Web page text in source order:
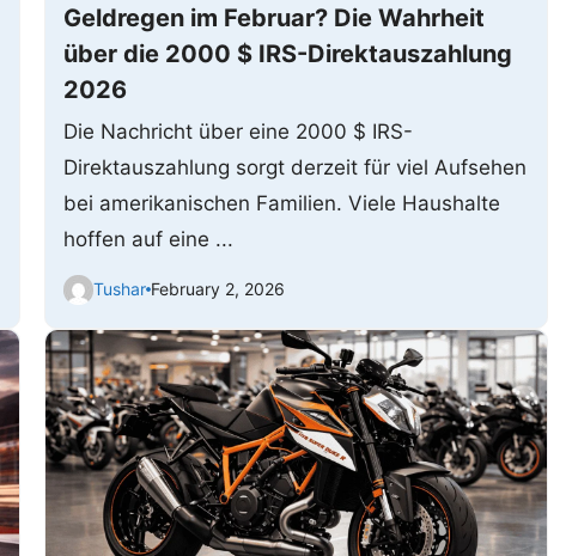
Geldregen im Februar? Die Wahrheit
über die 2000 $ IRS-Direktauszahlung
2026
Die Nachricht über eine 2000 $ IRS-
Direktauszahlung sorgt derzeit für viel Aufsehen
bei amerikanischen Familien. Viele Haushalte
hoffen auf eine ...
Tushar February 2, 2026